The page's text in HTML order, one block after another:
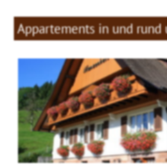
Appartements in und rund